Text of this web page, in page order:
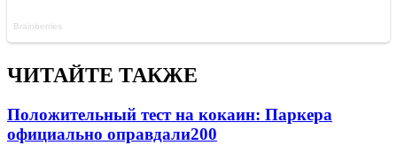
ЧИТАЙТЕ ТАКЖЕ
Положительный тест на кокаин: Паркера
официально оправдали200